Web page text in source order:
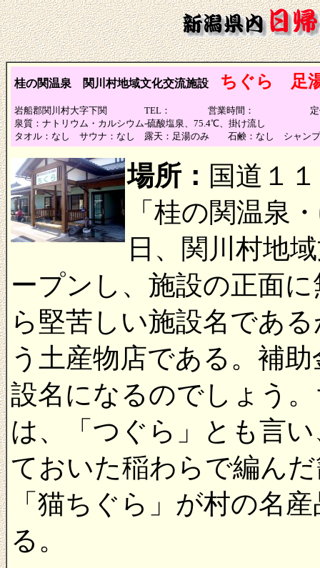
桂の関温泉 関川村地域文化交流施設 ちぐら 足
岩船郡関川村大字下関 TEL： 営業時間： 定休
泉質：ナトリウム・カルシウム-硫酸塩泉、75.4℃、掛け流し
タオル：なし サウナ：なし 露天：足湯のみ 石鹸：なし シャン
場所： 国道１
「桂の関温泉
日、関川村地
ープンし、施設の正面
ら堅苦しい施設名であ
う土産物店である。補
設名になるのでしょう
は、「つぐら」とも言
ておいた稲わらで編ん
「猫ちぐら」が村の名
る。